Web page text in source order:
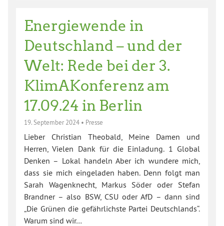
Energiewende in
Deutschland – und der
Welt: Rede bei der 3.
KlimAKonferenz am
17.09.24 in Berlin
19. September 2024 • Presse
Lieber Christian Theobald, Meine Damen und
Herren, Vielen Dank für die Einladung. 1 Global
Denken – Lokal handeln Aber ich wundere mich,
dass sie mich eingeladen haben. Denn folgt man
Sarah Wagenknecht, Markus Söder oder Stefan
Brandner – also BSW, CSU oder AfD – dann sind
„Die Grünen die gefährlichste Partei Deutschlands“.
Warum sind wir…